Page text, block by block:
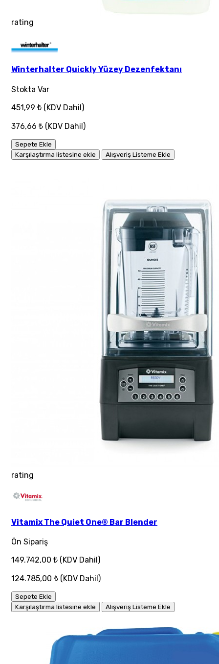
rating
Winterhalter Quickly Yüzey Dezenfektanı
Stokta Var
451,99 ₺ (KDV Dahil)
376,66 ₺ (KDV Dahil)
Sepete Ekle
Karşılaştırma listesine ekle
Alışveriş Listeme Ekle
rating
Vitamix The Quiet One® Bar Blender
Ön Sipariş
149.742,00 ₺ (KDV Dahil)
124.785,00 ₺ (KDV Dahil)
Sepete Ekle
Karşılaştırma listesine ekle
Alışveriş Listeme Ekle